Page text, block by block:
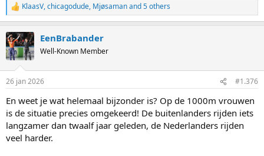
R
e
c
t
i
s
KlaasV,chicagodude, Mjøsamanand 5 others
EenBrabander
Well-Known Member
26 jan 2026 #1.376
En weet je wat helemaal bijzonder is? Op de 1000m vrouwen
is de situatie precies omgekeerd! De buitenlanders rijden iets
langzamer dan twaalf jaar geleden, de Nederlanders rijden
veel harder.